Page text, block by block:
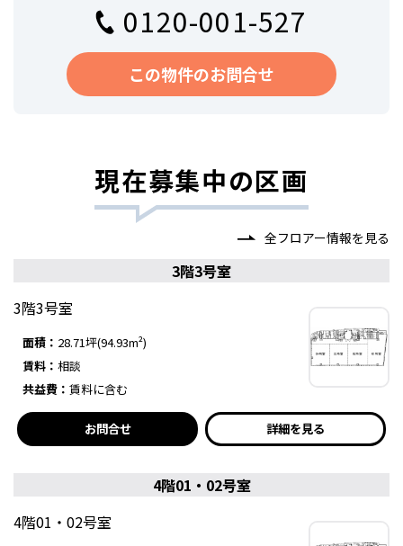
0120-001-527
この物件のお問合せ
現在募集中の区画
全フロアー情報を見る
3階3号室
3階3号室
面積： 28.71坪(94.93m²)
賃料： 相談
共益費： 賃料に含む
お問合せ 詳細を見る
4階01・02号室
4階01・02号室